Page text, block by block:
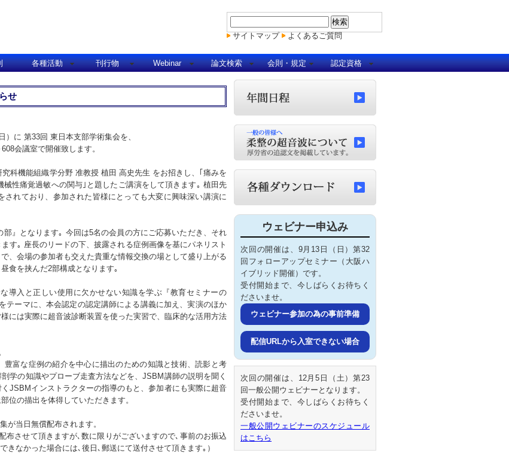
サイトマップ よくあるご質問
各種活動 刊行物 Webinar 論文検索 会則・規定 認定資格
せ
）に 第33回 東日本支部学術集会を、
会議室で開催致します。
科機能組織学分野 准教授 植田 高史先生 をお招きし、｢痛みを
性痛覚過敏への関与｣と題したご講演をして頂きます｡ 植田先
れており、参加された皆様にとっても大変に興味深い講演に
』となります｡ 今回は5名の会員の方にご応募いただき、それ
す｡ 座長のリードの下、披露される症例画像を基にパネリスト
、会場の参加者も交えた貴重な情報交換の場として盛り上がる
食を挟んだ2部構成となります｡
導入と正しい使用に欠かせない知識を学ぶ『教育セミナーの
テーマに、本会認定の認定講師による講義に加え、実演のほか
には実際に超音波診断装置を使った実習で、臨床的な活用方法
富な症例の紹介を中心に描出のための知識と技術、読影と考
学の知識やプローブ走査方法などを、JSBM講師の説明を聞く
JSBMインストラクターの指導のもと、参加者にも実際に超音
位の描出を体得していただきます。
が当日無償配布されます。
布させて頂きますが､数に限りがございますので､事前のお振込
きなかった場合には､後日､郵送にて送付させて頂きます｡）
ウェビナー申込み
次回の開催は、9月13日（日）第32
回フォローアップセミナー（大阪ハ
イブリッド開催）です。
受付開始まで、今しばらくお待ちく
ださいませ。
ウェビナー参加の為の事前準備
配信URLから入室できない場合
次回の開催は、12月5日（土）第23
回一般公開ウェビナーとなります。
受付開始まで、今しばらくお待ちく
ださいませ。
一般公開ウェビナーのスケジュール
はこちら